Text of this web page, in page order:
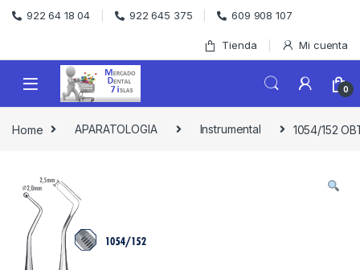
Skip to navigation
Skip to content
922 64 18 04 922 645 375 609 908 107
Tienda Mi cuenta
0
Home APARATOLOGIA Instrumental 1054/152